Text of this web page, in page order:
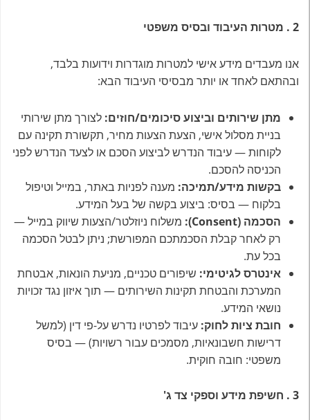
2
. מטרות העיבוד ובסיס משפטי
אנו מעבדים מידע אישי למטרות מוגדרות וידועות בלבד,
ובהתאם לאחד או יותר מבסיסי העיבוד הבא:
מתן שירותים וביצוע סיכומים/חוזים: לצורך מתן שירותי
בניית מסלול אישי, הצעת הצעות מחיר, תקשורת תקינה עם
לקוחות — עיבוד הנדרש לביצוע הסכם או לצעד הנדרש לפני
הכניסה להסכם.
בקשות מידע/תמיכה: מענה לפניות באתר, במייל וטיפול
בלקוח — בסיס: ביצוע בקשה של בעל המידע.
הסכמה (Consent):
משלוח ניוזלטר/הצעות שיווק במייל —
רק לאחר קבלת הסכמתכם המפורשת; ניתן לבטל הסכמה
בכל עת.
אינטרס לגיטימי: שיפורים טכניים, מניעת הונאות, אבטחת
המערכת והבטחת תקינות השירותים — תוך איזון נגד זכויות
נושאי המידע.
חובת ציות לחוק: עיבוד לפרטיו נדרש על-פי דין (למשל
דרישות חשבונאיות, מסמכים עבור רשויות) — בסיס
משפטי: חובה חוקית.
3
. חשיפת מידע וספקי צד ג'